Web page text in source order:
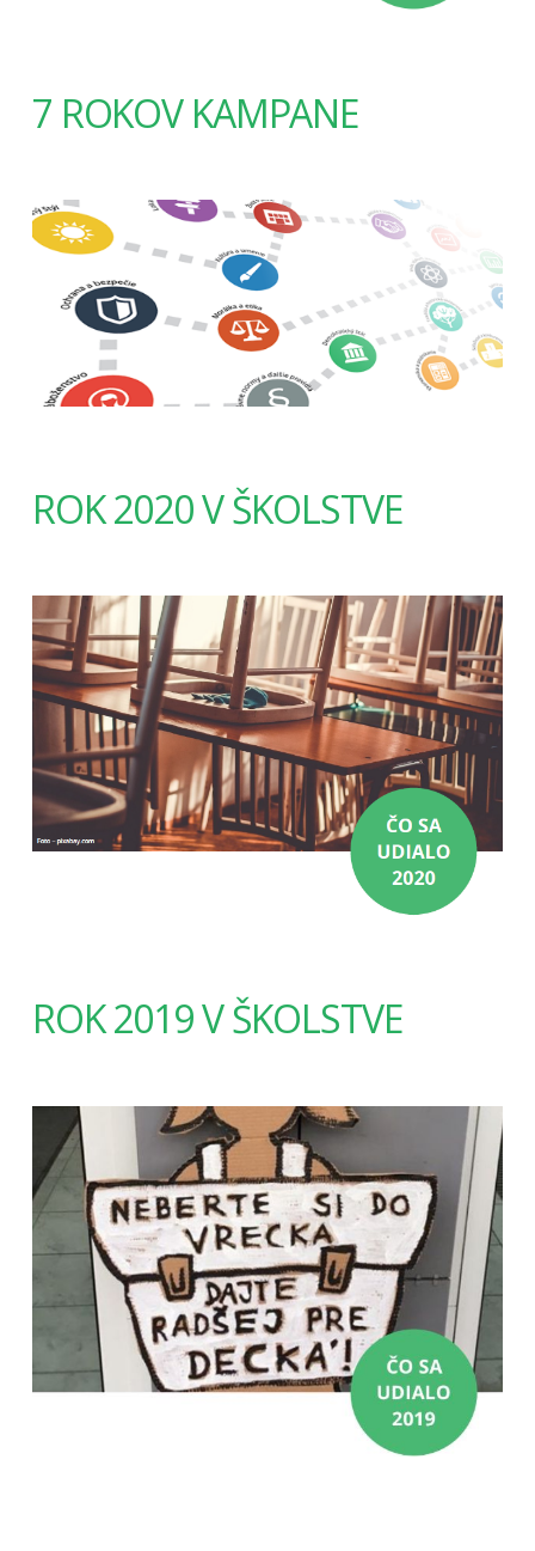
7 ROKOV KAMPANE
ROK 2020 V ŠKOLSTVE
ROK 2019 V ŠKOLSTVE